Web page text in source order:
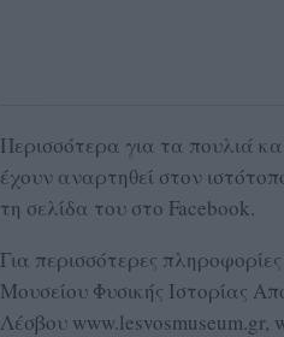
Περισσότερα για τα πουλιά
έχουν αναρτηθεί στον
τη σελίδα του στο Facebook.
Για περισσότερες
Μουσείου Φυσικής Ιστορίας
Λέσβου www.lesvosmuseum.gr,